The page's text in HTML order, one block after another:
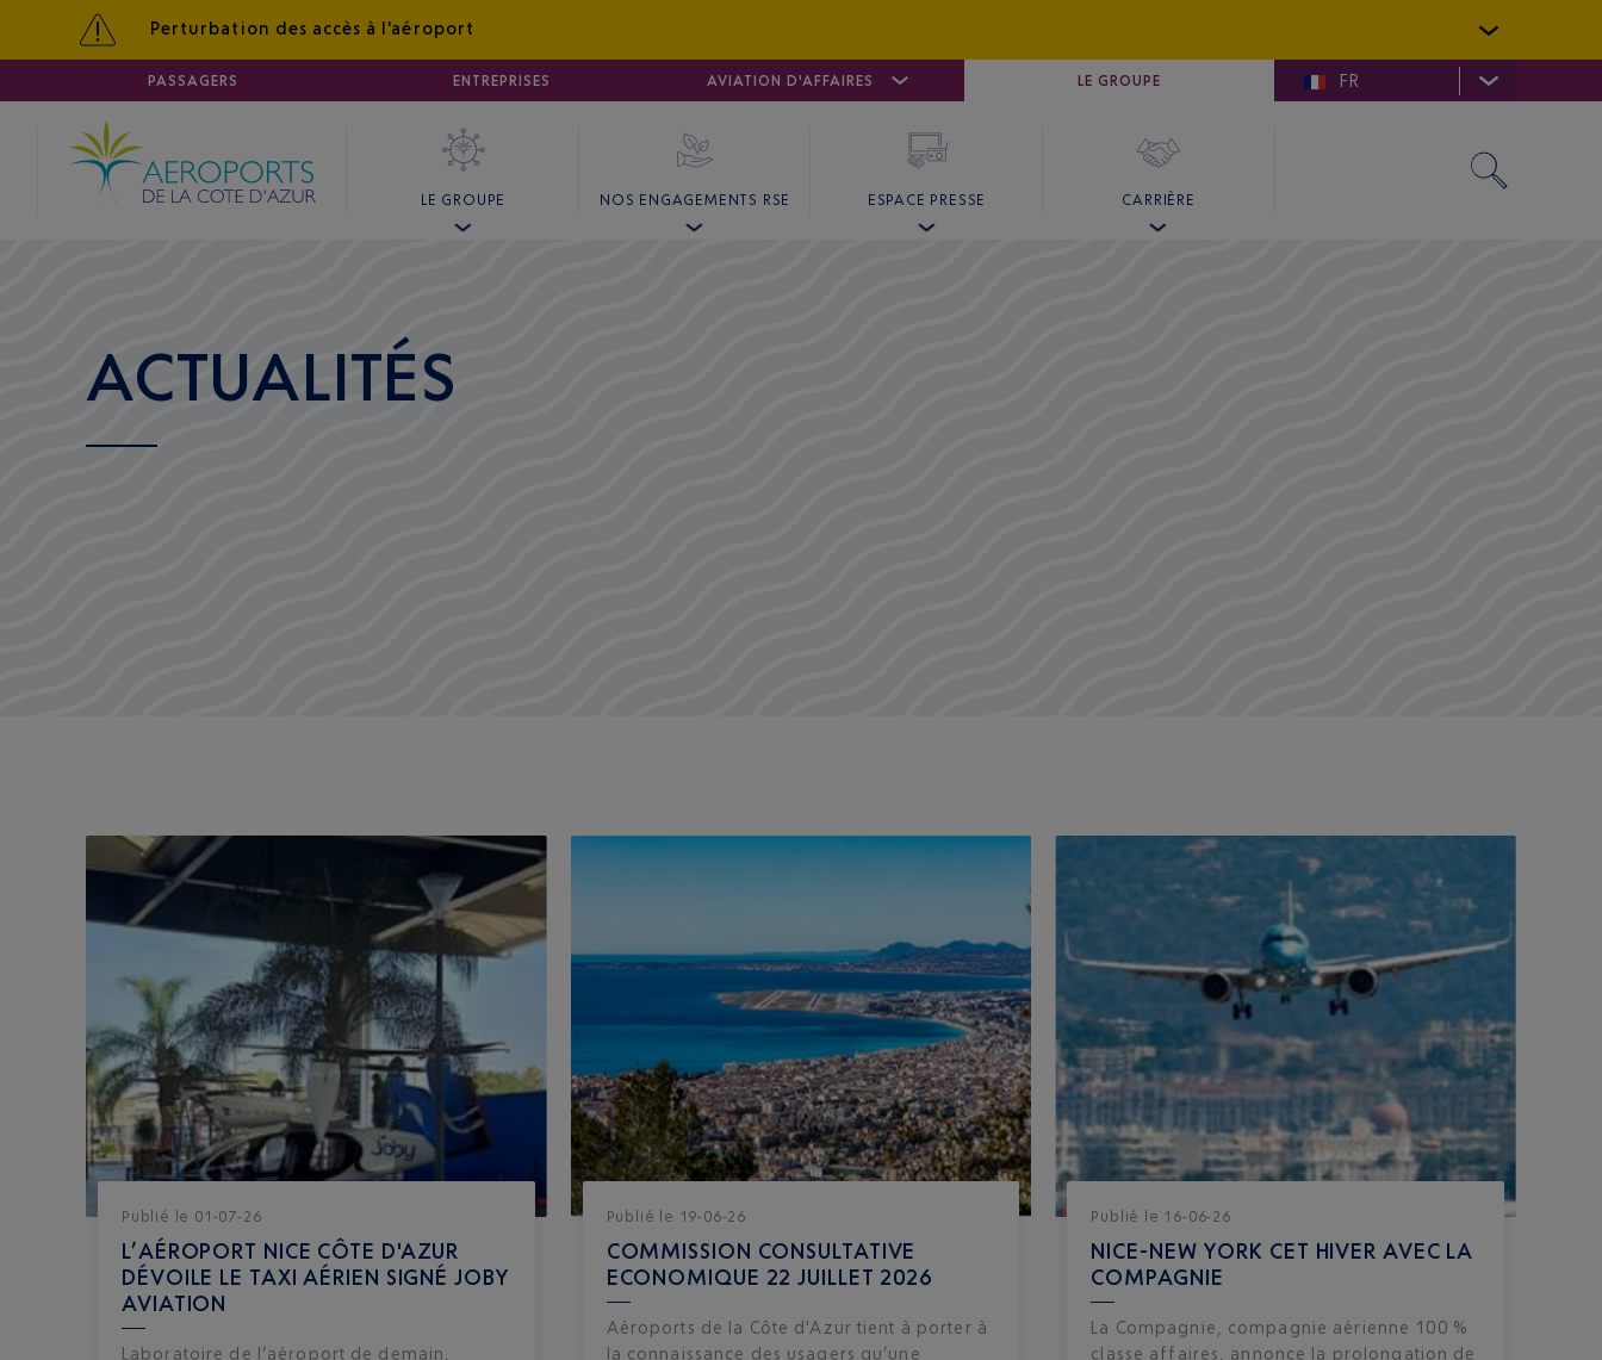
Perturbation des accès à l'aéroport
PASSAGERS ENTREPRISES AVIATION D'AFFAIRES
AÉROPORTNICE CÔTE D'AZUR AÉROPORT CANNES MANDELIEU GOLFE DE SAINT-TROPEZ
LE GROUPE FR
LE GROUPE NOS ENGAGEMENTS RSE ESPACE PRESSE CARRIÈRE
ACTUALITÉS
Publié le 01-07-26
L’AÉROPORT NICE CÔTE D'AZUR
DÉVOILE LE TAXI AÉRIEN SIGNÉ JOBY
AVIATION
Laboratoire de l’aéroport de demain,
Publié le 19-06-26
COMMISSION CONSULTATIVE
ECONOMIQUE 22 JUILLET 2026
Aéroports de la Côte d'Azur tient à porter à
la connaissance des usagers qu’une
Publié le 16-06-26
NICE-NEW YORK CET HIVER AVEC LA
COMPAGNIE
La Compagnie, compagnie aérienne 100 %
classe affaires, annonce la prolongation de